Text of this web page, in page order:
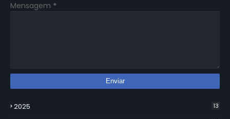
Mensagem *
2025 13